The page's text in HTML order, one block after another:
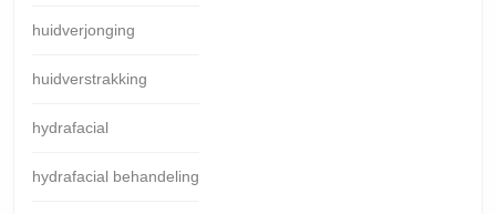
huidverjonging
huidverstrakking
hydrafacial
hydrafacial behandeling